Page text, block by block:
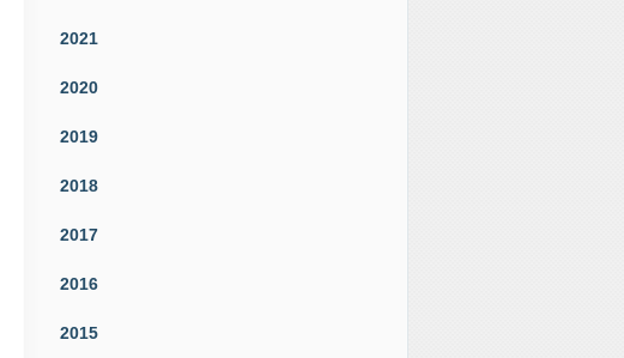
2021
2020
2019
2018
2017
2016
2015